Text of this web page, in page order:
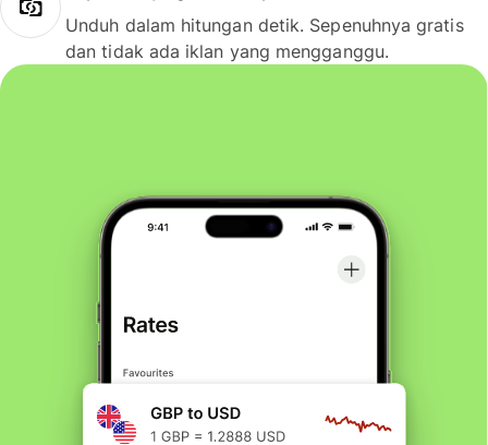
Unduh dalam hitungan detik. Sepenuhnya gratis
dan tidak ada iklan yang mengganggu.